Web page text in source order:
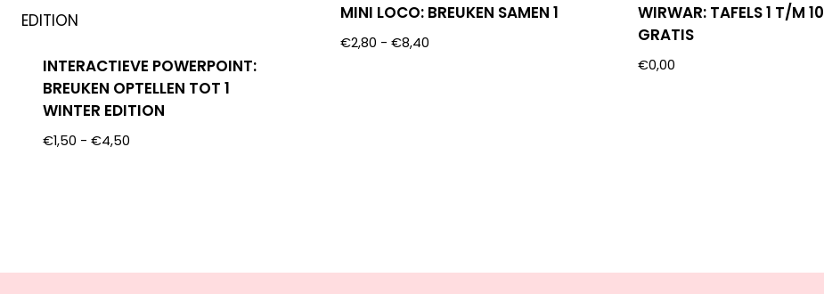
INTERACTIEVE POWERPOINT:
BREUKEN OPTELLEN TOT 1
WINTER EDITION
€1,50 - €4,50
MINI LOCO: BREUKEN SAMEN 1
€2,80 - €8,40
WIRWAR: TAFELS 1 T/M 10
GRATIS
€0,00